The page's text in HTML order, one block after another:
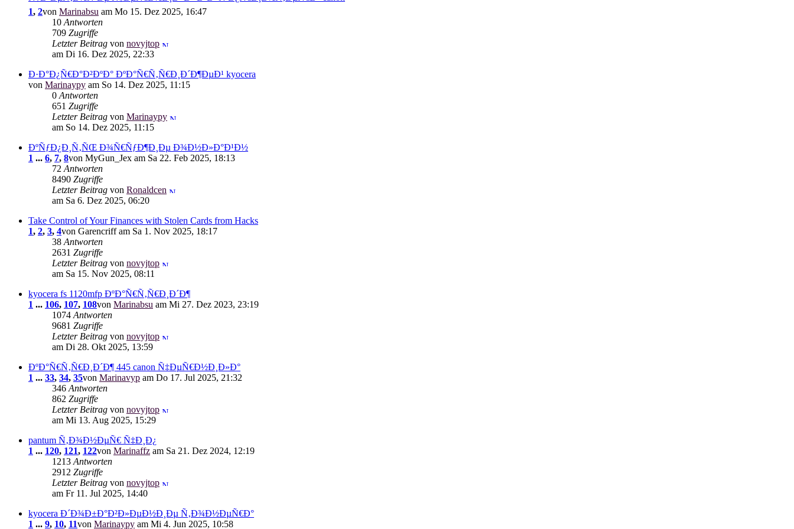
1, 2von Marinabsu am Mo 15. Dez 2025, 16:47
10 Antworten
709 Zugriffe
Letzter Beitrag von novyjtop
am Di 16. Dez 2025, 22:33
Ð·Ð°Ð¿Ñ€Ð°Ð²ÐºÐ° ÐºÐ°Ñ€Ñ‚Ñ€Ð¸Ð´Ð¶ÐµÐ¹ kyocera
von Marinaypy am So 14. Dez 2025, 11:15
0 Antworten
651 Zugriffe
Letzter Beitrag von Marinaypy
am So 14. Dez 2025, 11:15
ÐºÑƒÐ¿Ð¸Ñ‚ÑŒ Ð¾Ñ€ÑƒÐ¶Ð¸Ðµ Ð¾Ð½Ð»Ð°Ð¹Ð½
1 ... 6, 7, 8von MyGun_Jex am Sa 22. Feb 2025, 18:13
72 Antworten
8490 Zugriffe
Letzter Beitrag von Ronaldcen
am Sa 6. Dez 2025, 06:20
Take Control of Your Finances with Stolen Cards from Hacks
1, 2, 3, 4von Garencriff am Sa 1. Nov 2025, 18:17
38 Antworten
2631 Zugriffe
Letzter Beitrag von novyjtop
am Sa 15. Nov 2025, 08:11
kyocera fs 1120mfp ÐºÐ°Ñ€Ñ‚Ñ€Ð¸Ð´Ð¶
1 ... 106, 107, 108von Marinabsu am Mi 27. Dez 2023, 23:19
1074 Antworten
9681 Zugriffe
Letzter Beitrag von novyjtop
am Di 28. Okt 2025, 13:59
ÐºÐ°Ñ€Ñ‚Ñ€Ð¸Ð´Ð¶ 445 canon Ñ‡ÐµÑ€Ð½Ð¸Ð»Ð°
1 ... 33, 34, 35von Marinavyp am Do 17. Jul 2025, 21:32
346 Antworten
862 Zugriffe
Letzter Beitrag von novyjtop
am Mi 13. Aug 2025, 15:29
pantum Ñ‚Ð¾Ð½ÐµÑ€ Ñ‡Ð¸Ð¿
1 ... 120, 121, 122von Marinaffz am Sa 21. Dez 2024, 12:19
1213 Antworten
2912 Zugriffe
Letzter Beitrag von novyjtop
am Fr 11. Jul 2025, 14:40
kyocera Ð´Ð¾Ð±Ð°Ð²Ð»ÐµÐ½Ð¸Ðµ Ñ‚Ð¾Ð½ÐµÑ€Ð°
1 ... 9, 10, 11von Marinaypy am Mi 4. Jun 2025, 10:58